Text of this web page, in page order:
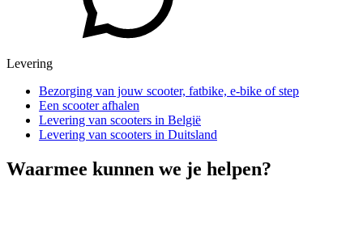
Levering
Bezorging van jouw scooter, fatbike, e-bike of step
Een scooter afhalen
Levering van scooters in België
Levering van scooters in Duitsland
Waarmee kunnen we je helpen?